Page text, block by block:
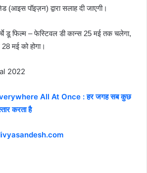
(आइस पॉइज़न) द्वारा सलाह दी जाएगी।
डू फिल्म – फेस्टिवल डी कान्स 25 मई तक चलेगा,
मई को होगा।
2022
All At Once : हर जगह सब कुछ
करता है